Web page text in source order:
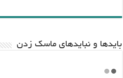
باید‌ها و نبایدهای ماسک زدن